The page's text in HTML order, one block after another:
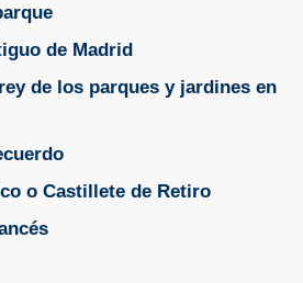
de Madrid
de los parques y jardines en
o Castillete de Retiro